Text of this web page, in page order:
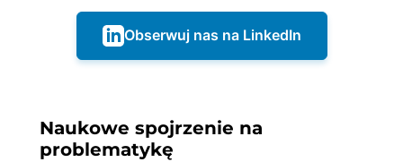
Obserwuj nas na LinkedIn
Naukowe spojrzenie na
problematykę